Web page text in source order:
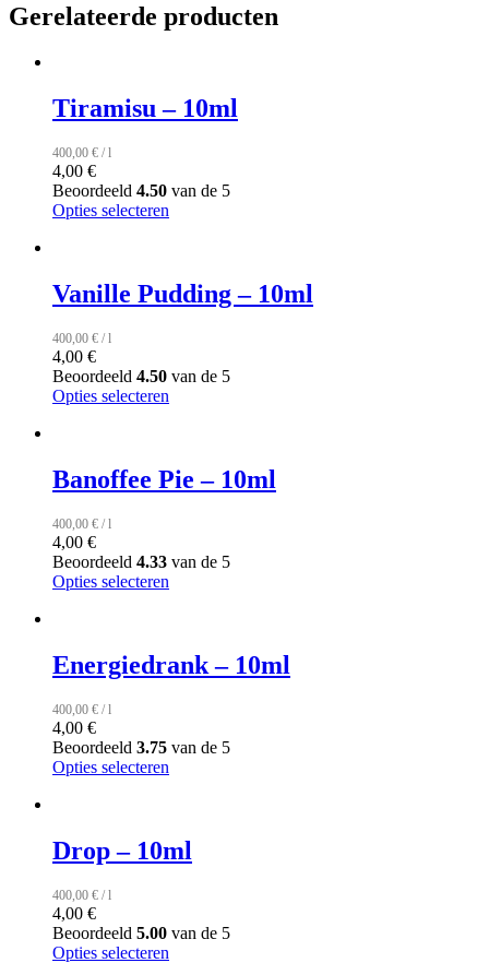
Gerelateerde producten
Tiramisu – 10ml
400,00 € /l
4,00 €
Beoordeeld 4.50 van de 5
Opties selecteren
Vanille Pudding – 10ml
400,00 € /l
4,00 €
Beoordeeld 4.50 van de 5
Opties selecteren
Banoffee Pie – 10ml
400,00 € /l
4,00 €
Beoordeeld 4.33 van de 5
Opties selecteren
Energiedrank – 10ml
400,00 € /l
4,00 €
Beoordeeld 3.75 van de 5
Opties selecteren
Drop – 10ml
400,00 € /l
4,00 €
Beoordeeld 5.00 van de 5
Opties selecteren